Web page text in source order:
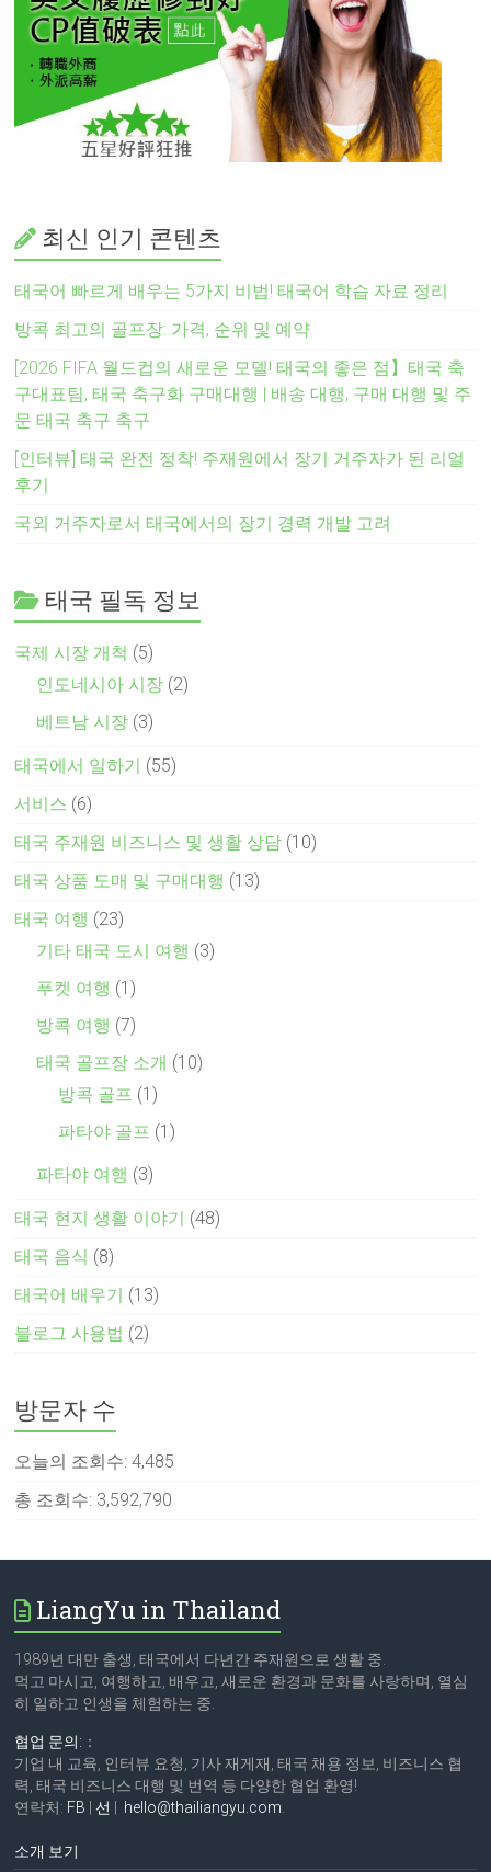
최신 인기 콘텐츠
태국어 빠르게 배우는 5가지 비법! 태국어 학습 자료 정리
방콕 최고의 골프장: 가격, 순위 및 예약
[2026 FIFA 월드컵의 새로운 모델! 태국의 좋은 점】태국 축
구대표팀, 태국 축구화 구매대행 | 배송 대행, 구매 대행 및 주
문 태국 축구 축구
[인터뷰] 태국 완전 정착! 주재원에서 장기 거주자가 된 리얼
후기
국외 거주자로서 태국에서의 장기 경력 개발 고려
태국 필독 정보
국제 시장 개척 (5)
인도네시아 시장 (2)
베트남 시장 (3)
태국에서 일하기 (55)
서비스 (6)
태국 주재원 비즈니스 및 생활 상담 (10)
태국 상품 도매 및 구매대행 (13)
태국 여행 (23)
기타 태국 도시 여행 (3)
푸켓 여행 (1)
방콕 여행 (7)
태국 골프장 소개 (10)
방콕 골프 (1)
파타야 골프 (1)
파타야 여행 (3)
태국 현지 생활 이야기 (48)
태국 음식 (8)
태국어 배우기 (13)
블로그 사용법 (2)
방문자 수
오늘의 조회수:4,485
총 조회수: 3,592,790
LiangYu in Thailand
1989년 대만 출생, 태국에서 다년간 주재원으로 생활 중.
먹고 마시고, 여행하고, 배우고, 새로운 환경과 문화를 사랑하며, 열심
히 일하고 인생을 체험하는 중.
협업 문의: ：
기업 내 교육, 인터뷰 요청, 기사 재게재, 태국 채용 정보, 비즈니스 협
력, 태국 비즈니스 대행 및 번역 등 다양한 협업 환영!
연락처: FB 선 hello@thailiangyu.com
소개 보기